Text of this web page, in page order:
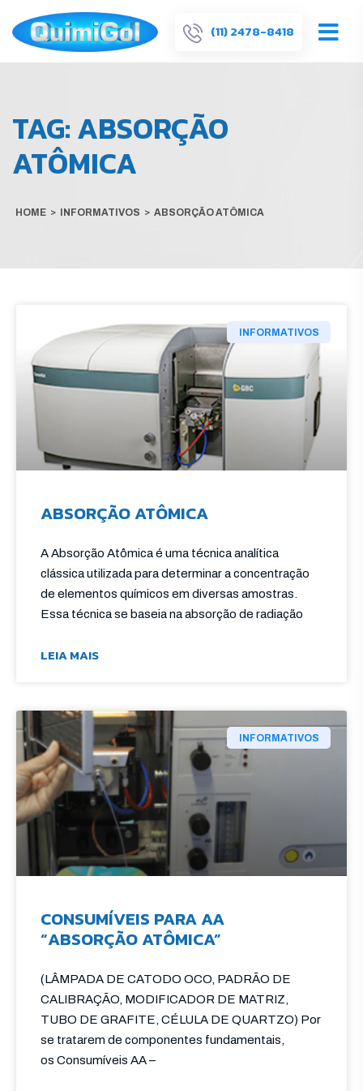
(11) 2478-8418
TAG:ABSORÇÃO
ATÔMICA
HOME > INFORMATIVOS > ABSORÇÃO ATÔMICA
INFORMATIVOS
ABSORÇÃO ATÔMICA
A Absorção Atômica é uma técnica analítica
clássica utilizada para determinar a concentração
de elementos químicos em diversas amostras.
Essa técnica se baseia na absorção de radiação
LEIA MAIS
INFORMATIVOS
CONSUMÍVEIS PARA AA
“ABSORÇÃO ATÔMICA”
(LÂMPADA DE CATODO OCO, PADRÃO DE
CALIBRAÇÃO, MODIFICADOR DE MATRIZ,
TUBO DE GRAFITE, CÉLULA DE QUARTZO) Por
se tratarem de componentes fundamentais,
os Consumíveis AA –